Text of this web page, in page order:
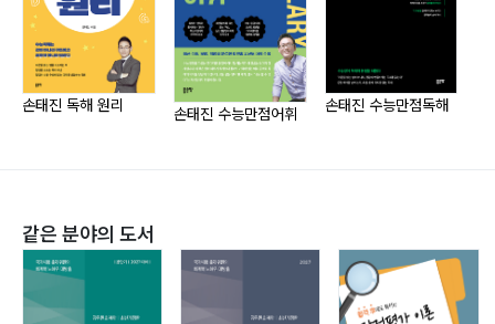
- 손태진 문법 원리(2026, 좋은땅)
- 손태진 독해 원리(2026, 좋은땅)
- 손태진 수능만점구문(2026, 좋은땅)
- 손태진 수능만점독해(2026, 좋은땅)
- 손태진 공무원 영어 뽀개기: 독해(2021, 혜지원)
- 손태진 공무원 영어 실전동형 모의고사 1(2021, 하움)
손태진 독해 원리 손태진 수능만점어휘 손태진 수능만점독해
같은 분야의 도서